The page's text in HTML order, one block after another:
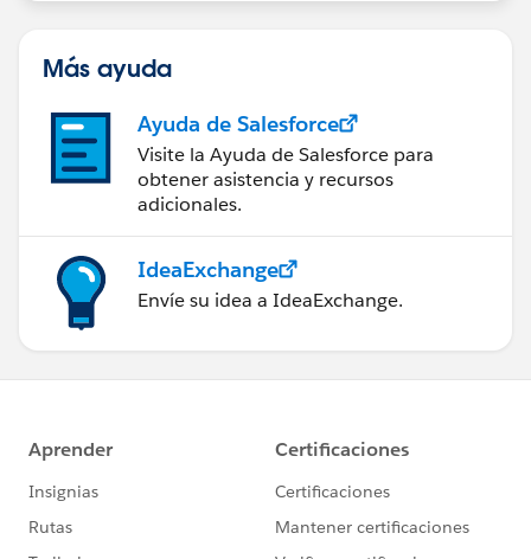
Más ayuda
Ayuda de Salesforce
Visite la Ayuda de Salesforce para
obtener asistencia y recursos
adicionales.
IdeaExchange
Envíe su idea a IdeaExchange.